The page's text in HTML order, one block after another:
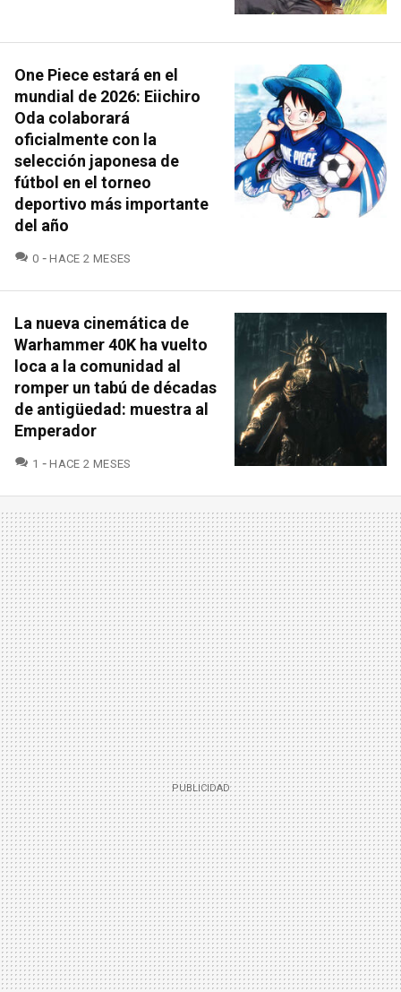
One Piece estará en el
mundial de 2026: Eiichiro
Oda colaborará
oficialmente con la
selección japonesa de
fútbol en el torneo
deportivo más importante
del año
0 COMENTARIOS
HACE 2 MESES
La nueva cinemática de
Warhammer 40K ha vuelto
loca a la comunidad al
romper un tabú de décadas
de antigüedad: muestra al
Emperador
1 COMENTARIOS
HACE 2 MESES